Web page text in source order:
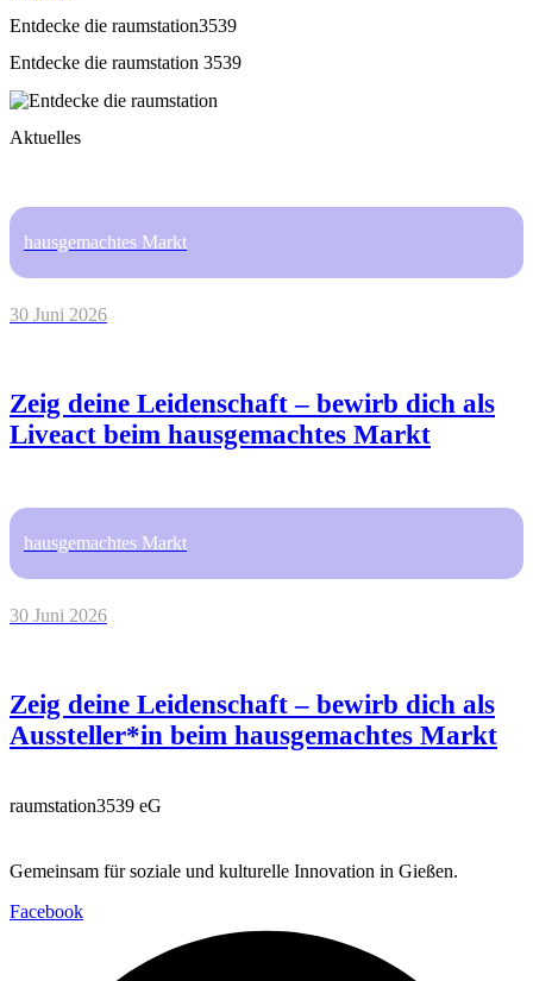
Entdecke die raumstation3539
Entdecke die raumstation 3539
Aktuelles
hausgemachtes Markt
30 Juni 2026
Zeig deine Leidenschaft – bewirb dich als
Liveact beim hausgemachtes Markt
hausgemachtes Markt
30 Juni 2026
Zeig deine Leidenschaft – bewirb dich als
Aussteller*in beim hausgemachtes Markt
raumstation3539 eG
Gemeinsam für soziale und kulturelle Innovation in Gießen.
Facebook